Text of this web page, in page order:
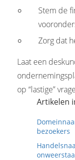
Stem de
Zorg dat
Laat een
op “lastige”
Artikelen
bezoekers